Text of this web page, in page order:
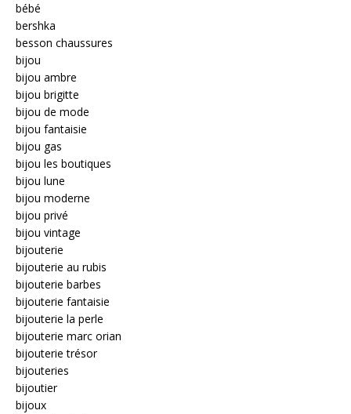
bébé
bershka
besson chaussures
bijou
bijou ambre
bijou brigitte
bijou de mode
bijou fantaisie
bijou gas
bijou les boutiques
bijou lune
bijou moderne
bijou privé
bijou vintage
bijouterie
bijouterie au rubis
bijouterie barbes
bijouterie fantaisie
bijouterie la perle
bijouterie marc orian
bijouterie trésor
bijouteries
bijoutier
bijoux